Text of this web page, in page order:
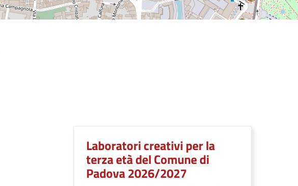
Laboratori creativi per la
terza età del Comune di
Padova 2026/2027